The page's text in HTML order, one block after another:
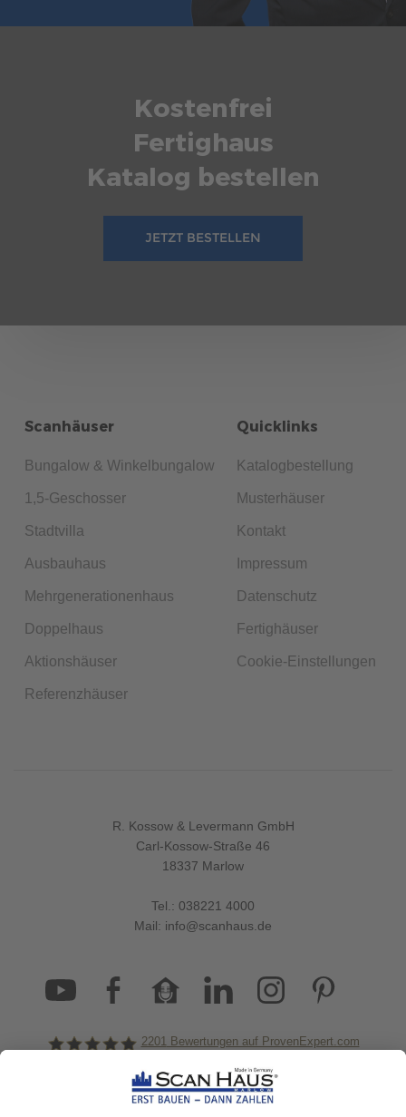
Kostenfrei
Fertighaus
Katalog bestellen
JETZT BESTELLEN
Scanhäuser
Bungalow & Winkelbungalow
1,5-Geschosser
Stadtvilla
Ausbauhaus
Mehrgenerationenhaus
Doppelhaus
Aktionshäuser
Referenzhäuser
Quicklinks
Katalogbestellung
Musterhäuser
Kontakt
Impressum
Datenschutz
Fertighäuser
Cookie-Einstellungen
R. Kossow & Levermann GmbH
Carl-Kossow-Straße 46
18337 Marlow
Tel.: 038221 4000
Mail: info@scanhaus.de
ScanHaus Marlow
2201 Bewertungen auf ProvenExpert.com